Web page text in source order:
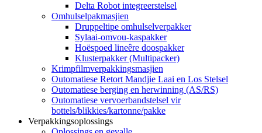
Delta Robot integreerstelsel
Omhulselpakmasjien
Druppeltipe omhulselverpakker
Sylaai-omvou-kaspakker
Hoëspoed lineêre doospakker
Klusterpakker (Multipacker)
Krimpfilmverpakkingsmasjien
Outomatiese Retort Mandjie Laai en Los Stelsel
Outomatiese berging en herwinning (AS/RS)
Outomatiese vervoerbandstelsel vir
bottels/blikkies/kartonne/pakke
Verpakkingsoplossings